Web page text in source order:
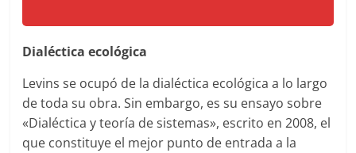
Dialéctica ecológica
Levins se ocupó de la dialéctica ecológica a lo largo
de toda su obra. Sin embargo, es su ensayo sobre
«Dialéctica y teoría de sistemas», escrito en 2008, el
que constituye el mejor punto de entrada a la